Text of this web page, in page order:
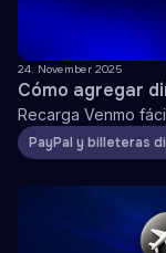
24. November 2025
Cómo agregar
Recarga Venmo
PayPal y billeteras